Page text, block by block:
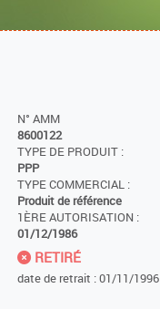
N° AMM
8600122
TYPE DE PRODUIT :
PPP
TYPE COMMERCIAL :
Produit de référence
1ÈRE AUTORISATION :
01/12/1986
RETIRÉ
date de retrait : 01/11/1996